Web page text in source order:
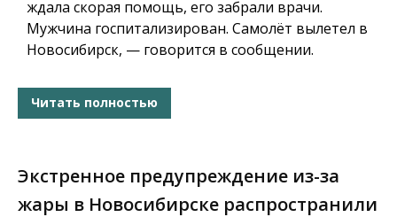
ждала скорая помощь, его забрали врачи.
Мужчина госпитализирован. Самолёт вылетел в
Новосибирск, — говорится в сообщении.
Читать полностью
Экстренное предупреждение из-за
жары в Новосибирске распространили